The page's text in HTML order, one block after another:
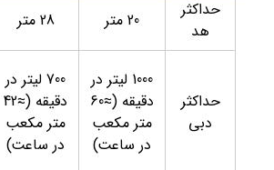
حداکثر
هد
20 متر 28 متر
حداکثر
دبی
1000 لیتر در
دقیقه (≈60
متر مکعب
در ساعت)
700 لیتر در
دقیقه (≈42
متر مکعب
در ساعت)